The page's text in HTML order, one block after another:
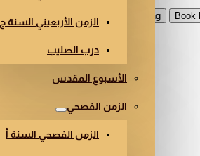
الزمن الأربعيني السنة ج
درب الصليب
الأسبوع المقدس
الزمن الفصحي
الزمن الفصحي السنة أ